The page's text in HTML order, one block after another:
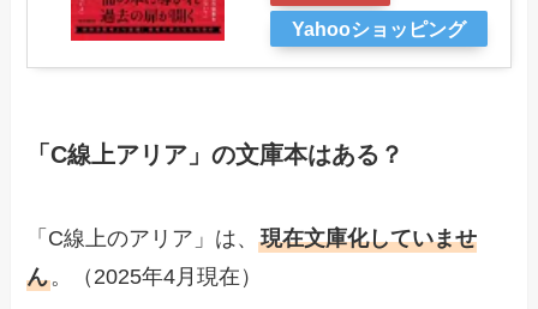
Yahooショッピング
「C線上アリア」の文庫本はある？
「C線上のアリア」は、現在文庫化していませ
ん。（2025年4月現在）